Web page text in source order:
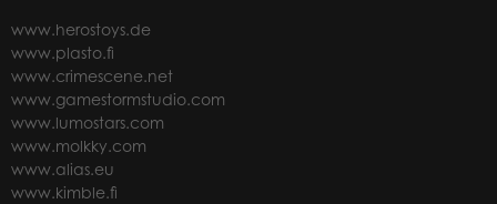
www.herostoys.de
www.plasto.fi
www.crimescene.net
www.gamestormstudio.com
www.lumostars.com
www.molkky.com
www.alias.eu
www.kimble.fi